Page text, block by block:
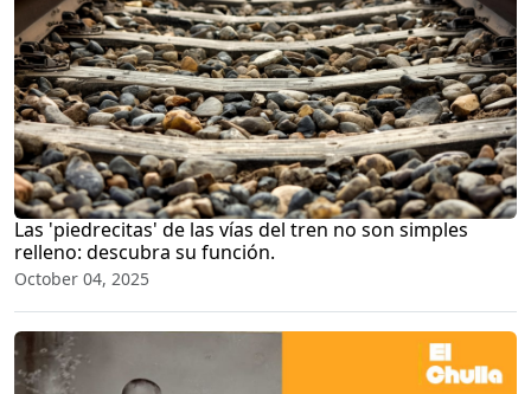
Las 'piedrecitas' de las vías del tren no son simples
relleno: descubra su función.
October 04, 2025